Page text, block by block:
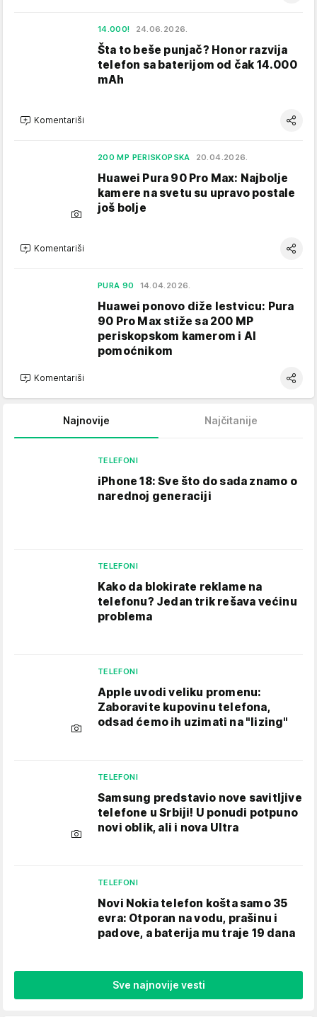
14.000! 24.06.2026.
Šta to beše punjač? Honor razvija
telefon sa baterijom od čak 14.000
mAh
Komentariši
200 MP PERISKOPSKA 20.04.2026.
Huawei Pura 90 Pro Max: Najbolje
kamere na svetu su upravo postale
još bolje
Komentariši
PURA 90 14.04.2026.
Huawei ponovo diže lestvicu: Pura
90 Pro Max stiže sa 200 MP
periskopskom kamerom i AI
pomoćnikom
Komentariši
Najnovije Najčitanije
TELEFONI
iPhone 18: Sve što do sada znamo o
narednoj generaciji
TELEFONI
Kako da blokirate reklame na
telefonu​? Jedan trik rešava većinu
problema
TELEFONI
Apple uvodi veliku promenu:
Zaboravite kupovinu telefona,
odsad ćemo ih uzimati na "lizing"
TELEFONI
Samsung predstavio nove savitljive
telefone u Srbiji! U ponudi potpuno
novi oblik, ali i nova Ultra
TELEFONI
Novi Nokia telefon košta samo 35
evra: Otporan na vodu, prašinu i
padove, a baterija mu traje 19 dana
Sve najnovije vesti